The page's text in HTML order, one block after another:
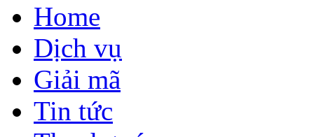
Home
Dịch vụ
Giải mã
Tin tức